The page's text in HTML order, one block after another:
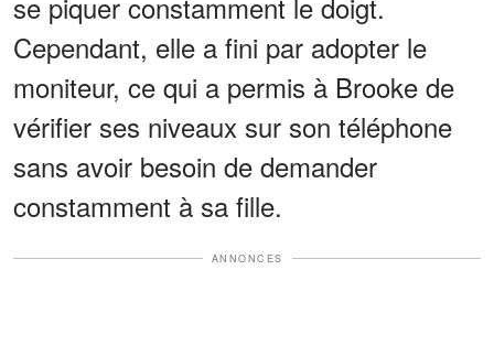
Cependant, elle a fini par adopter le
moniteur, ce qui a permis à Brooke de
vérifier ses niveaux sur son téléphone
sans avoir besoin de demander
constamment à sa fille.
ANNONCES